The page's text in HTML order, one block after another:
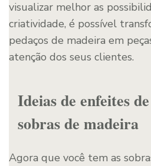
visualizar melhor as
criatividade, é possível
pedaços de madeira em
atenção dos seus clientes.
Ideias de enfeites
sobras de madeira
Agora que você tem as